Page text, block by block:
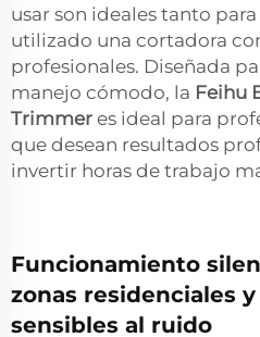
usar son ideales tanto
utilizado una cortadora
profesionales. Diseñada
manejo cómodo, la Feihu
Trimmer es ideal para
que desean resultados
invertir horas de trabajo
Funcionamiento
zonas residenciales
sensibles al ruido